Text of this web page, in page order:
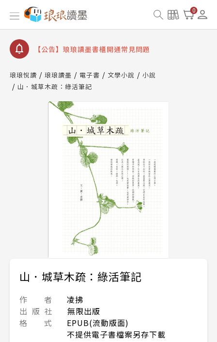
0
【公告】因 Readmoo 讀墨系統維護中，本站同步暫
停部分閱讀服務
【公告】琅琅讀墨數位閱讀資產合併與書櫃開通申請
【公告】琅琅讀墨書櫃開通常見問題
請圖文教學
【公告】琅琅書店服務升級重要說明及資產合併結果
查詢
【公告】因 Readmoo 讀墨系統維護中，本站同步暫
停部分閱讀服務
琅琅悅讀 琅琅讀墨 電子書 文學小說
小說
山．城草木疏：綠活筆記
山．城草木疏：綠活筆記
作 者
凌拂
出 版 社
無限出版
格 式
EPUB(流動版面)
不提供電子書檔案另存下載